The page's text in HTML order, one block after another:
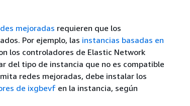
mejoradas requieren que los
Por ejemplo, las instancias basadas en
los controladores de Elastic Network
del tipo de instancia que no es compatible
redes mejoradas, debe instalar los
de ixgbevf en la instancia, según